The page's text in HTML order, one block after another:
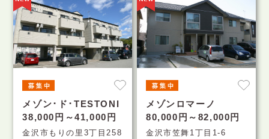
メゾン･ド･TESTONI
38,000円～41,000円
金沢市もりの里3丁目258
メゾンロマーノ
80,000円～82,000円
金沢市笠舞1丁目1-6